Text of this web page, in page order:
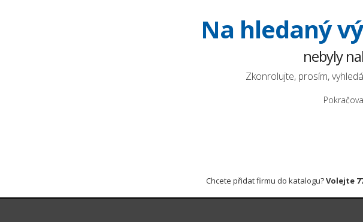
Na hledaný
nebyly
Zkonrolujte, prosím,
Chcete přidat firmu do katalogu?Volejte